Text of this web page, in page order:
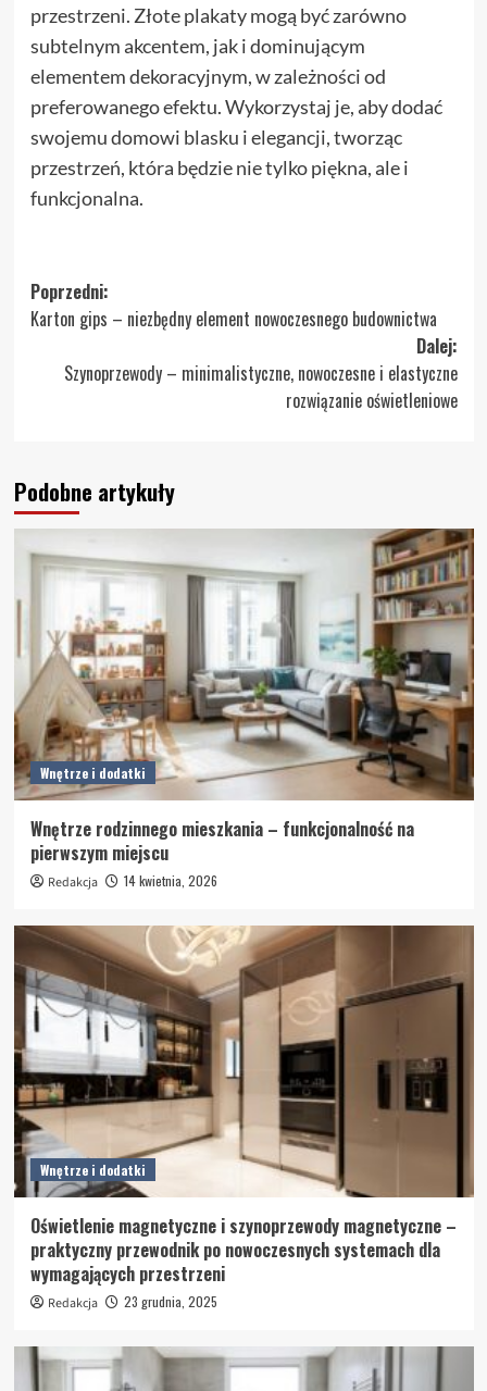
przestrzeni. Złote plakaty mogą być zarówno
subtelnym akcentem, jak i dominującym
elementem dekoracyjnym, w zależności od
preferowanego efektu. Wykorzystaj je, aby dodać
swojemu domowi blasku i elegancji, tworząc
przestrzeń, która będzie nie tylko piękna, ale i
funkcjonalna.
Zobacz
wpisy
Poprzedni:
Karton gips – niezbędny element nowoczesnego budownictwa
Dalej:
Szynoprzewody – minimalistyczne, nowoczesne i elastyczne
rozwiązanie oświetleniowe
Podobne artykuły
Wnętrze i dodatki
Wnętrze rodzinnego mieszkania – funkcjonalność na
pierwszym miejscu
Redakcja 14 kwietnia, 2026
Wnętrze i dodatki
Oświetlenie magnetyczne i szynoprzewody magnetyczne –
praktyczny przewodnik po nowoczesnych systemach dla
wymagających przestrzeni
Redakcja 23 grudnia, 2025